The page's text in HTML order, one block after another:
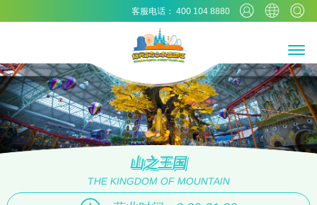
客服电话： 400 104 8880
山之王国
THE KINGDOM OF MOUNTAIN